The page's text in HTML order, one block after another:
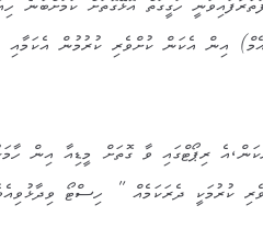
ހަގީގަތް އޮޅޭގޮތަށް ކަމަށްބުނެ
އިން އެކަން ކުށްވެރި ކުރުމުން އެކަމާއި
ރިޕޯޓްގައި ވާ ގޮތަށް މީޑިއާ އިން
ކުރުމަކީ ދެރަކަމެއް ” ހިސްޓޯ